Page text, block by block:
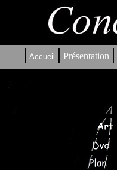
| Accueil | Présentation |